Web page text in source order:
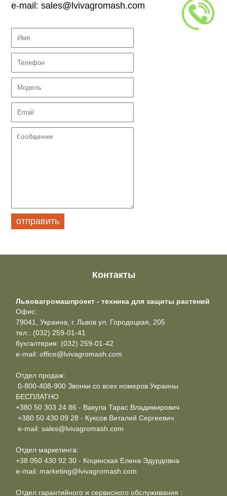
e-mail: sales@lvivagromash.com
Контакты
Львовагромашпроект - техника для защиты растений
Офис:
79041, Украина, г. Львов ул. Городоцкая, 205
тел.: (032) 259-01-41
бухгалтерия: (032) 259-01-42
e-mail: office@lvivagromash.com
Отдел продаж:
0-800-408-900 Звонки со всех номеров Украины
БЕСПЛАТНО
+380 50 303 24 86 - Вакула Тарас Владимирович
+380 50 430 09 28 - Куксов Виталий Сергеевич
e-mail: sales@lvivagromash.com
Отдел маркетинга:
+38 050 430 92 30 - Коцинская Елена Эдурдовна
e-mail: marketing@lvivagromash.com
Отдел гарантийного и сервисного обслуживания :